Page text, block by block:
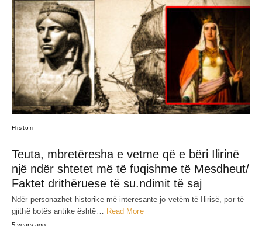
Histori
Teuta, mbretëresha e vetme që e bëri Ilirinë
një ndër shtetet më të fʋqishme të Mesdheut/
Faktet drithëruese të su.ndimit të saj
Ndër personazhet historike më interesante jo vetëm të Ilirisë, por të
gjithë botës antike është… Read More
5 years ago